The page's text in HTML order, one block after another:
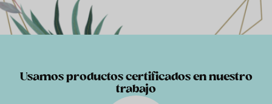
Usamos productos certificados en nuestro
trabajo